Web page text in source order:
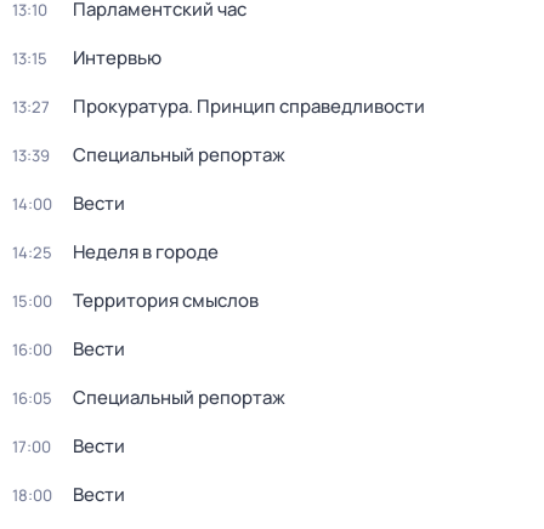
13:10 Парламентский час
13:15 Интервью
13:27 Прокуратура. Принцип справедливости
13:39 Специальный репортаж
14:00 Вести
14:25 Неделя в городе
15:00 Территория смыслов
16:00 Вести
16:05 Специальный репортаж
17:00 Вести
18:00 Вести